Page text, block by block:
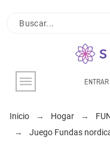
ENTRAR
Inicio Hogar
Juego Fundas